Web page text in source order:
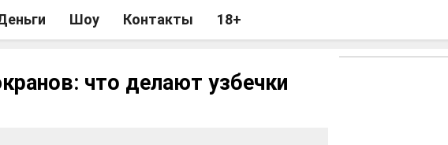
Шоу Контакты 18+
что делают узбечки